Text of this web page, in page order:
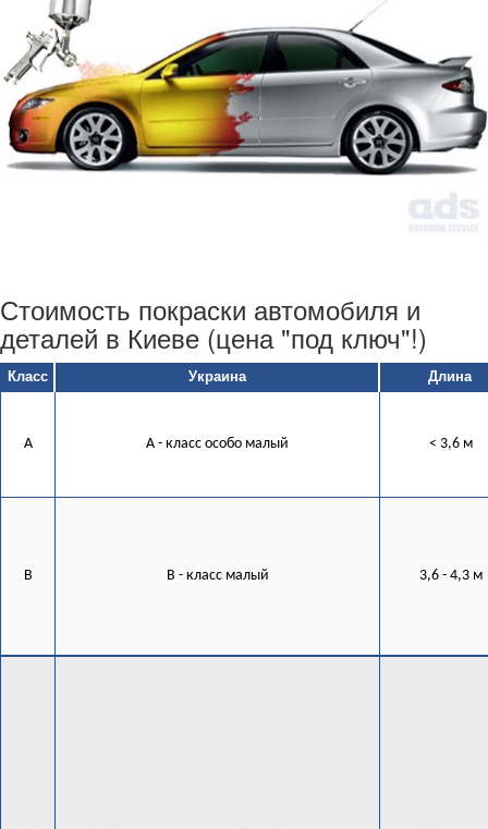
Стоимость покраски автомобиля и
деталей в Киеве (цена "под ключ"!)
Класс Украина Длина
A А - класс особо малый < 3,6 м
B В - класс малый 3,6 - 4,3 м